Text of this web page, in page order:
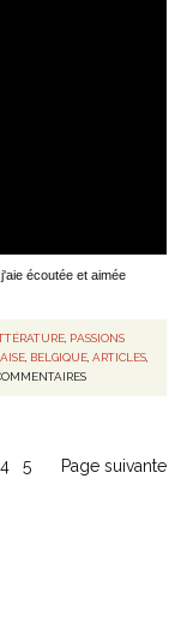
écoutée et aimée
, PASSIONS
BELGIQUE ,ARTICLES
4 5 Page suivante